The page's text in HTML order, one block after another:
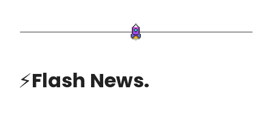
⚡Flash News.